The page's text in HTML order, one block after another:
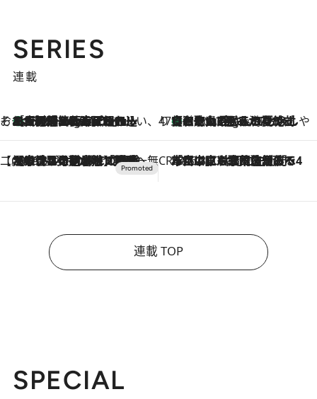
SERIES
連載
そおだよおこの関西おいしい、おやつ紀行1 Hour Ago
［大阪府箕面市］一皿一皿目の前で仕上げられる、料理を巧みに組み込んだアシェットデセールコース「ミチル アシェット デセール（Michiru assiette dessert）」 47都道府県の手みやげ ひんやりスイーツで夏を満喫
1 Hour Ago
【和歌山県】この夏絶対食べたい 冷やしておいしいおやつ3選 みかんがごろっと丸ごと入ったジュレ
【CREA×星野リゾート】唯一無二。癒しと発見が待つ場所へ
2026.8.7
【トンボの足水浴】ヒノキの香りに包まれて涼感マックス！約13℃の湧水かけ流しを避暑地「星野温泉 トンボの湯」で体験 CREA'S CHOICE
2026.8.7
「立川にも歌舞伎があるんだよ」 片岡仁左衛門・市川中車ら豪華座組みで4年目の立川立飛歌舞伎へ
連載 TOP
SPECIAL